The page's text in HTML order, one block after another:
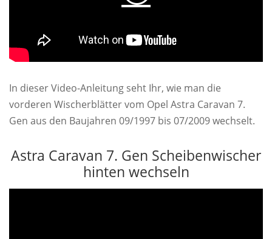
In dieser Video-Anleitung seht Ihr, wie man die
vorderen Wischerblätter vom Opel Astra Caravan 7.
Gen aus den Baujahren 09/1997 bis 07/2009 wechselt.
Astra Caravan 7. Gen Scheibenwischer
hinten wechseln